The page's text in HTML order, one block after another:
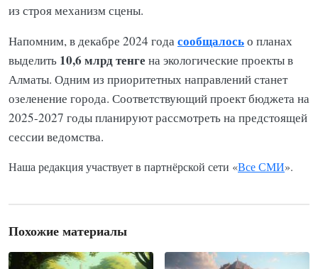
из строя механизм сцены.
Напомним, в декабре 2024 годасообщалосьо планах
выделить 10,6 млрд тенге на экологические проекты в
Алматы. Одним из приоритетных направлений станет
озеленение города. Соответствующий проект бюджета на
2025-2027 годы планируют рассмотреть на предстоящей
сессии ведомства.
Наша редакция участвует в партнёрской сети «Все СМИ».
Похожие материалы